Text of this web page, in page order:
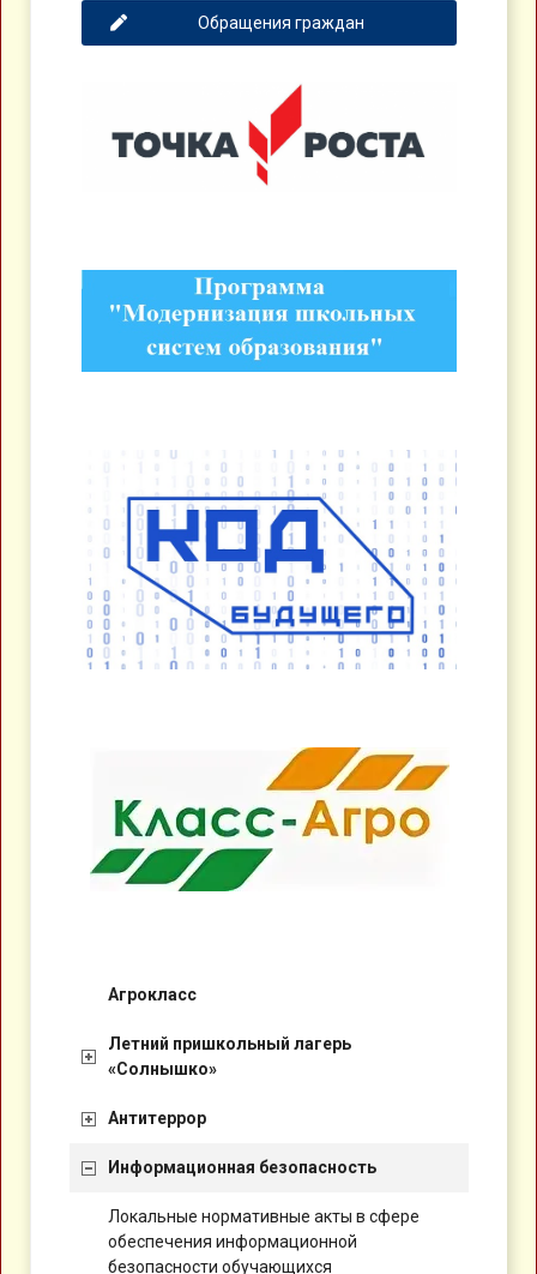
Обращения граждан
Агрокласс
Летний пришкольный лагерь
«Солнышко»
Антитеррор
Информационная безопасность
Локальные нормативные акты в сфере
обеспечения информационной
безопасности обучающихся